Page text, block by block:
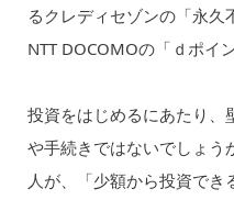
るクレディセゾンの「永久
NTT DOCOMOの「ｄポイ
投資をはじめるにあたり、
や手続きではないでしょ
人が、「少額から投資で